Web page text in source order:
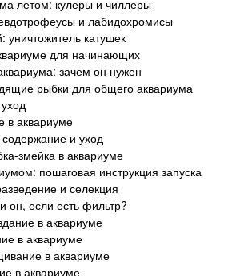
летом: кулеры и чиллеры
и лабидохромисы
уничтожитель катушек
для начинающих
зачем он нужен
рыбки для общего аквариума
в аквариуме
и уход
змейка в аквариуме
пошаговая инструкция запуска
и селекция
он, если есть фильтр?
в аквариуме
в аквариуме
в аквариуме
в аквариуме